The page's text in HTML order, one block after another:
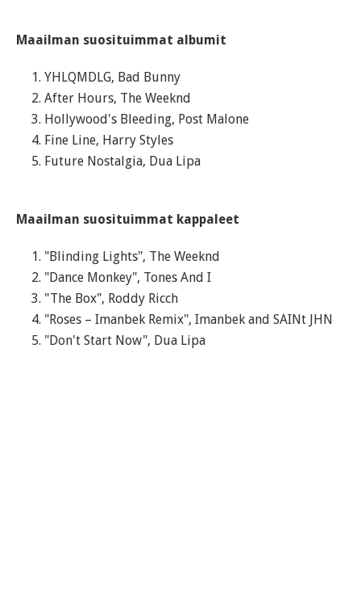
Maailman suosituimmat albumit
YHLQMDLG, Bad Bunny
After Hours, The Weeknd
Hollywood's Bleeding, Post Malone
Fine Line, Harry Styles
Future Nostalgia, Dua Lipa
Maailman suosituimmat kappaleet
"Blinding Lights", The Weeknd
"Dance Monkey", Tones And I
"The Box", Roddy Ricch
"Roses – Imanbek Remix", Imanbek and SAINt JHN
"Don't Start Now", Dua Lipa